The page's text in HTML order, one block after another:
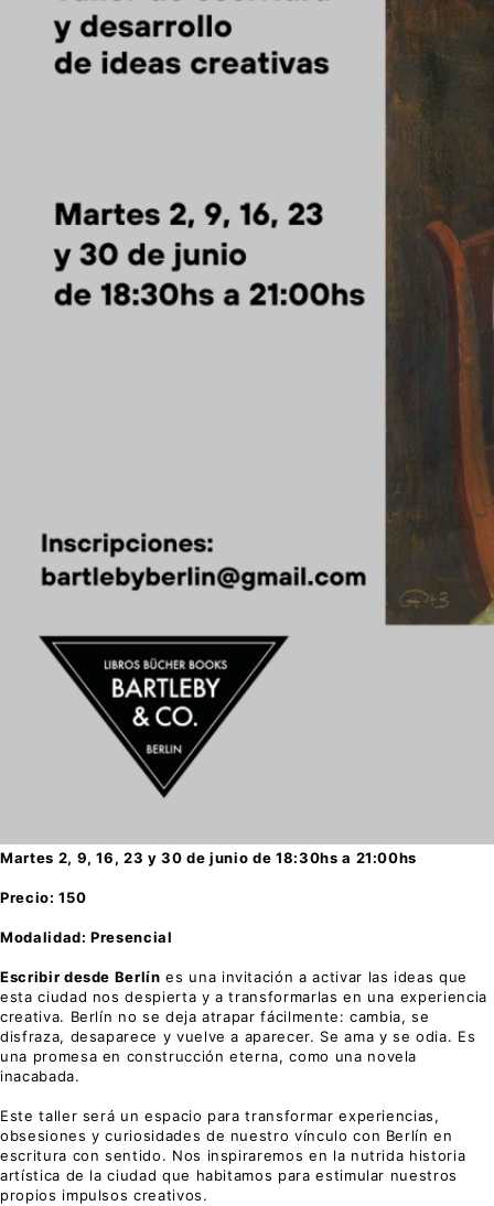
Martes 2, 9, 16, 23 y 30 de junio de 18:30hs a 21:00hs
Precio:150
Modalidad: Presencial
Escribir desde Berlín es una invitación a activar las ideas que
esta ciudad nos despierta y a transformarlas en una experiencia
creativa. Berlín no se deja atrapar fácilmente: cambia, se
disfraza, desaparece y vuelve a aparecer. Se ama y se odia. Es
una promesa en construcción eterna, como una novela
inacabada.
Este taller será un espacio para transformar experiencias,
obsesiones y curiosidades de nuestro vínculo con Berlín en
escritura con sentido. Nos inspiraremos en la nutrida historia
artística de la ciudad que habitamos para estimular nuestros
propios impulsos creativos.